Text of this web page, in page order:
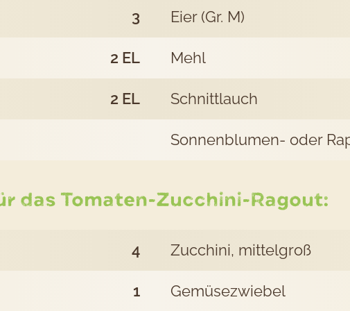
3 Eier (Gr. M)
2 EL Mehl
2 EL Schnittlauch
Sonnenblumen- oder
das Tomaten-Zucchini-Ragout:
4 Zucchini, mittelgroß
1 Gemüsezwiebel